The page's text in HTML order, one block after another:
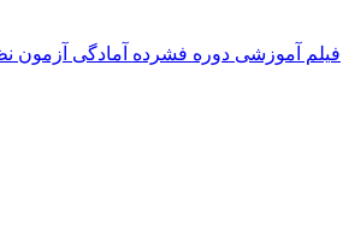
فیلم آموزشی دوره فشرده آمادگی